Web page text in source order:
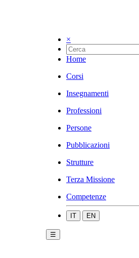
×
Home
Corsi
Insegnamenti
Professioni
Persone
Pubblicazioni
Strutture
Terza Missione
Competenze
IT EN
☰